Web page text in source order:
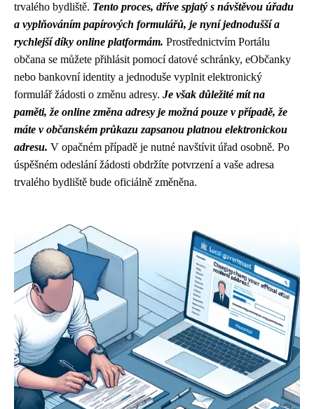
trvalého bydliště. Tento proces, dříve spjatý s návštěvou úřadu
a vyplňováním papírových formulářů, je nyní jednodušší a
rychlejší díky online platformám. Prostřednictvím Portálu
občana se můžete přihlásit pomocí datové schránky, eObčanky
nebo bankovní identity a jednoduše vyplnit elektronický
formulář žádosti o změnu adresy. Je však důležité mít na
paměti, že online změna adresy je možná pouze v případě, že
máte v občanském průkazu zapsanou platnou elektronickou
adresu. V opačném případě je nutné navštívit úřad osobně. Po
úspěšném odeslání žádosti obdržíte potvrzení a vaše adresa
trvalého bydliště bude oficiálně změněna.